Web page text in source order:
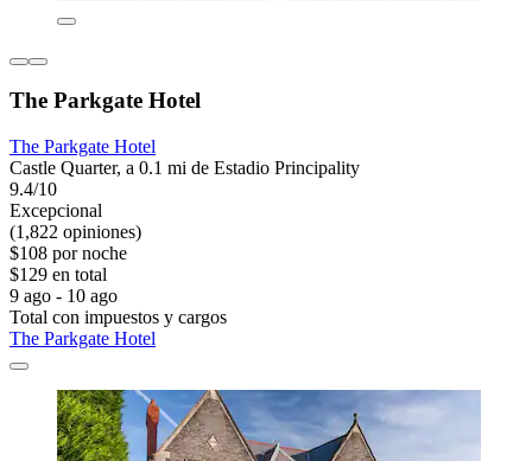
The Parkgate Hotel
The Parkgate Hotel
Castle Quarter, a 0.1 mi de Estadio Principality
9.4/10
Excepcional
(1,822 opiniones)
$108 por noche
$129 en total
9 ago - 10 ago
Total con impuestos y cargos
The Parkgate Hotel